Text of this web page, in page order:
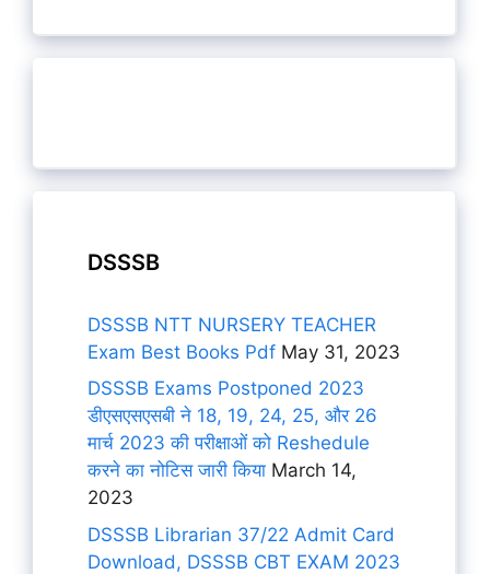
DSSSB
DSSSB NTT NURSERY TEACHER
Exam Best Books Pdf May 31, 2023
DSSSB Exams Postponed 2023
डीएसएसएसबी ने 18, 19, 24, 25, और 26
मार्च 2023 की परीक्षाओं को Reshedule
करने का नोटिस जारी किया March 14,
2023
DSSSB Librarian 37/22 Admit Card
Download, DSSSB CBT EXAM 2023